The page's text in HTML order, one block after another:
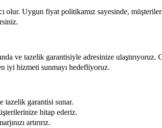
olur. Uygun fiyat politikamız sayesinde,
ve tazelik garantisiyle adresinize
iyi hizmeti sunmayı hedefliyoruz.
tazelik garantisi sunar.
hitap ederiz.
artırırız.